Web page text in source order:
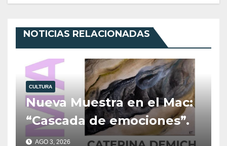
NOTICIAS RELACIONADAS
CULTURA
Nueva Muestra en el Mac:
“Cascada de emociones”.
AGO 3, 2026